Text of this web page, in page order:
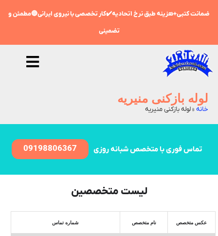
ضمانت کتبی+هزینه طبق نرخ اتحادیه✔️کار تخصصی با نیروی ایرانی🔵مطمئن و
تضمینی
لوله بازکنی منیریه
خانه »لوله بازکنی منیریه
تماس فوری با متخصص شبانه روزی 09198806367
لیست متخصصین
عکس متخصص نام متخصص شماره تماس